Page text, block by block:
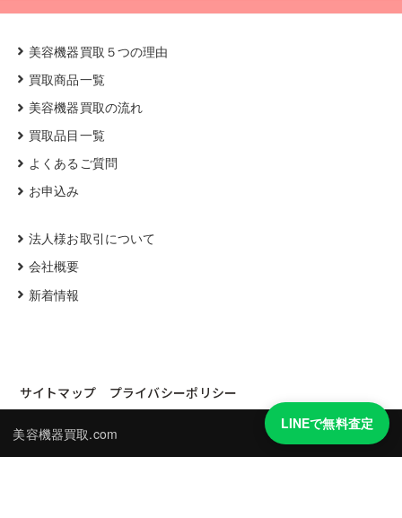
美容機器買取５つの理由
買取商品一覧
美容機器買取の流れ
買取品目一覧
よくあるご質問
お申込み
法人様お取引について
会社概要
新着情報
サイトマップ プライバシーポリシー
美容機器買取.com
LINEで無料査定